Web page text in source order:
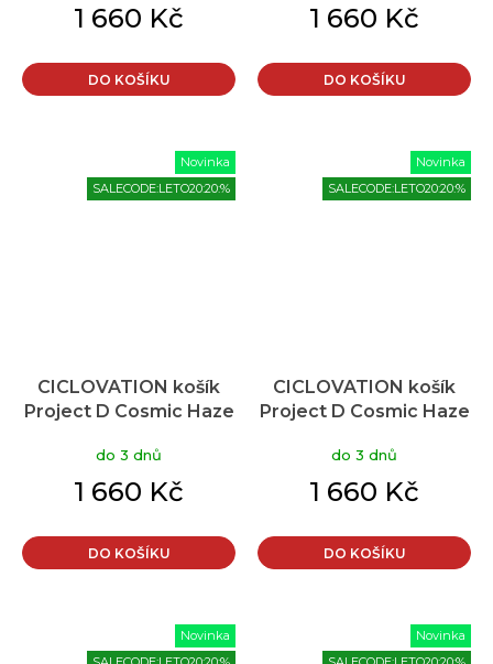
1 660 Kč
DO KOŠÍKU
1 660 Kč
DO KOŠÍKU
Novinka
SALECODE:LETO20:20:%
CICLOVATION košík
Project D Cosmic Haze
do 3 dnů
1 660 Kč
DO KOŠÍKU
Novinka
SALECODE:LETO20:20:%
CICLOVATION košík
Project D Cosmic Haze
do 3 dnů
1 660 Kč
DO KOŠÍKU
Novinka
Novinka